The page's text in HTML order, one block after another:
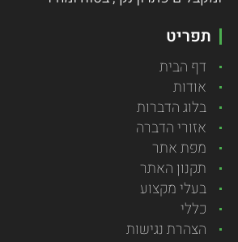
תפריט
דף הבית
אודות
בלוג הדברות
אזורי הדברה
מפת אתר
תקנון האתר
בעלי מקצוע
כללי
הצהרת נגישות